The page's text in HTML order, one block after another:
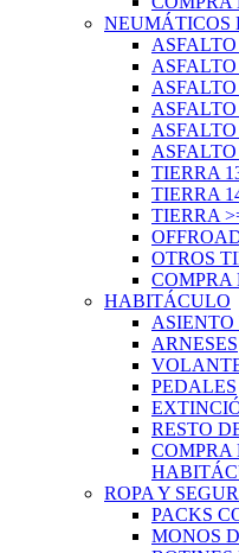
NEUMÁTICOS
ASFALTO
ASFALTO
ASFALTO
ASFALTO
ASFALTO
TIERRA
TIERRA
TIERRA
OTROS
COMPRA
HABITÁCULO
ARNESES
PEDALES
RESTO
COMPRA
ROPA Y
PACKS
MONOS